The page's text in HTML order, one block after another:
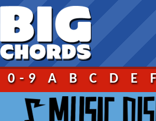
0-9 A B C D E